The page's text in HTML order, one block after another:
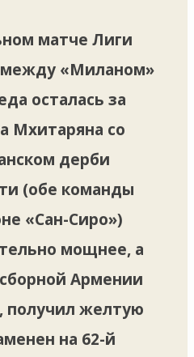
матче Лиги
«Миланом»
осталась за
Мхитаряна со
дерби
(обе команды
«Сан-Сиро»)
мощнее, а
Армении
получил желтую
на 62-й